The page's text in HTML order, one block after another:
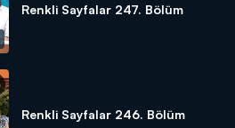
Renkli Sayfalar 247. Bölüm
Renkli Sayfalar 246. Bölüm